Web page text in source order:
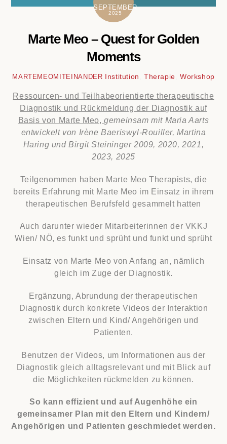
SEPTEMBER
2025
Marte Meo – Quest for Golden
Moments
MARTEMEOMITEINANDER Institution Therapie Workshop
Ressourcen- und Teilhabeorientierte therapeutische
Diagnostik und Rückmeldung der Diagnostik auf
Basis von Marte Meo,gemeinsam mit Maria Aarts
entwickelt von Irène Baeriswyl-Rouiller, Martina
Haring und Birgit Steininger 2009, 2020, 2021,
2023, 2025
Teilgenommen haben Marte Meo Therapists, die
bereits Erfahrung mit Marte Meo im Einsatz in ihrem
therapeutischen Berufsfeld gesammelt hatten
Auch darunter wieder Mitarbeiterinnen der VKKJ
Wien/ NÖ, es funkt und sprüht und funkt und sprüht
Einsatz von Marte Meo von Anfang an, nämlich
gleich im Zuge der Diagnostik.
Ergänzung, Abrundung der therapeutischen
Diagnostik durch konkrete Videos der Interaktion
zwischen Eltern und Kind/ Angehörigen und
Patienten.
Benutzen der Videos, um Informationen aus der
Diagnostik gleich alltagsrelevant und mit Blick auf
die Möglichkeiten rückmelden zu können.
So kann effizient und auf Augenhöhe ein
gemeinsamer Plan mit den Eltern und Kindern/
Angehörigen und Patienten geschmiedet werden.